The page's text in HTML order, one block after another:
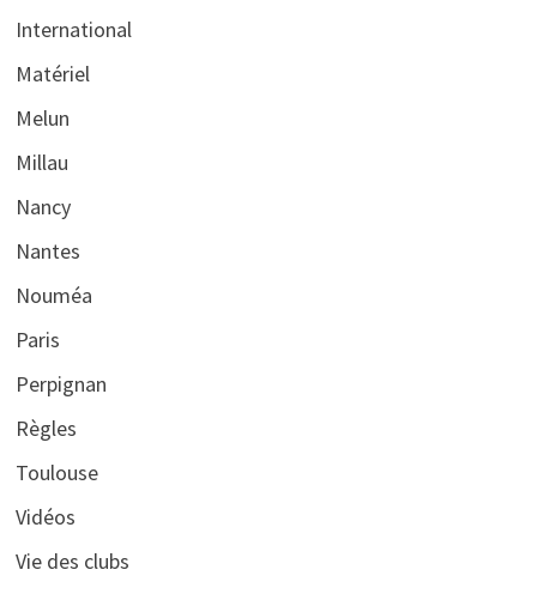
International
Matériel
Melun
Millau
Nancy
Nantes
Nouméa
Paris
Perpignan
Règles
Toulouse
Vidéos
Vie des clubs